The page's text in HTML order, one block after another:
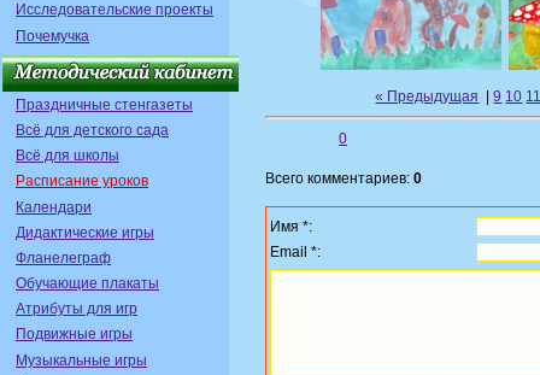
Исследовательские проекты
Почемучка
Праздничные стенгазеты
Всё для детского сада
Всё для школы
Расписание уроков
Календари
Дидактические игры
Фланелеграф
Обучающие плакаты
Атрибуты для игр
Подвижные игры
Музыкальные игры
« Предыдущая |9 10
0
Всего комментариев: 0
Имя *:
Email *: